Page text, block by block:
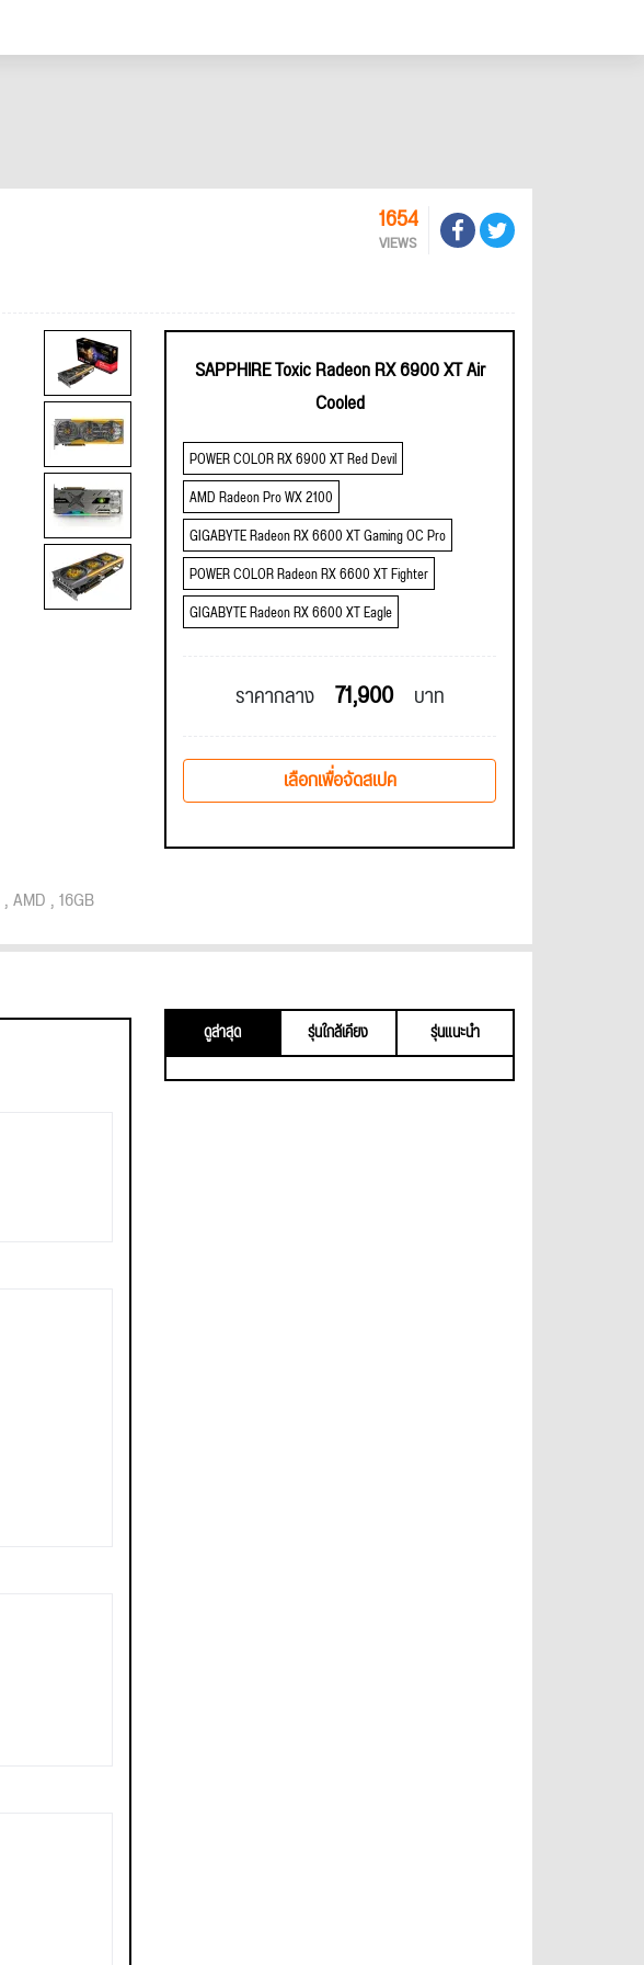
1654
VIEWS
AMD 16GB
SAPPHIRE Toxic Radeon RX 6900 XT Air
Cooled
POWER COLOR RX 6900 XT Red Devil
AMD Radeon Pro WX 2100
GIGABYTE Radeon RX 6600 XT Gaming OC Pro
POWER COLOR Radeon RX 6600 XT Fighter
GIGABYTE Radeon RX 6600 XT Eagle
ราคากลาง 71,900 บาท
เลือกเพื่อจัดสเปค
ดูล่าสุด รุ่นใกล้เคียง รุ่นแนะนำ